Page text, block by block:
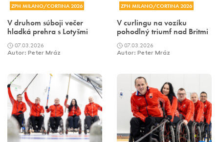
ZPH MILANO/CORTINA 2026
V druhom súboji večer
hladká prehra s Lotyšmi
07.03.2026
Autor: Peter Mráz
ZPH MILANO/CORTINA 2026
V curlingu na vozíku
pohodlný triumf nad Britmi
07.03.2026
Autor: Peter Mráz